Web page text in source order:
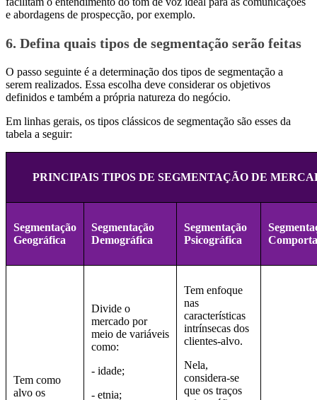
e abordagens de prospecção, por exemplo.
6. Defina quais tipos de segmentação serão feitas
O passo seguinte é a determinação dos tipos de segmentação a
serem realizados. Essa escolha deve considerar os objetivos
definidos e também a própria natureza do negócio.
Em linhas gerais, os tipos clássicos de segmentação são esses da
tabela a seguir:
PRINCIPAIS TIPOS DE SEGMENTAÇÃO DE
Segmentação
Geográfica
Segmentação
Demográfica
Segmentação
Psicográfica
Tem como
alvo os
Divide o
mercado por
meio de variáveis
como:
- idade;
- etnia;
Tem enfoque
nas
características
intrínsecas dos
clientes-alvo.
Nela,
considera-se
que os traços